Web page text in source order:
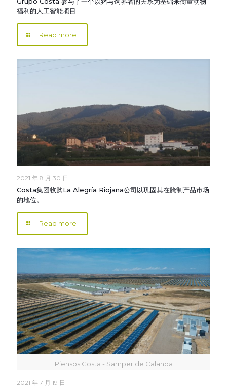
福利的人工智能项目
Read more
2021 年 8 月 30 日
Costa集团收购La Alegría Riojana公司以巩固其在腌制产品市场
的地位。
Read more
Piensos Costa - Samper de Calanda
2021 年 7 月 19 日